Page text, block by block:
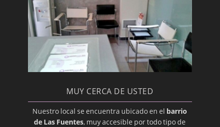
Gíngiva (Encía)
Gingivoplastia
Glándulas Parótidas
Glándulas Submandibulares
Hiperplasia Gingival
Imágenes, Diagnóstico
Implantación, Dental
Injerto
MUY CERCA DE USTED
Nuestro local se encuentra ubicado en el barrio
de Las Fuentes, muy accesible por todo tipo de